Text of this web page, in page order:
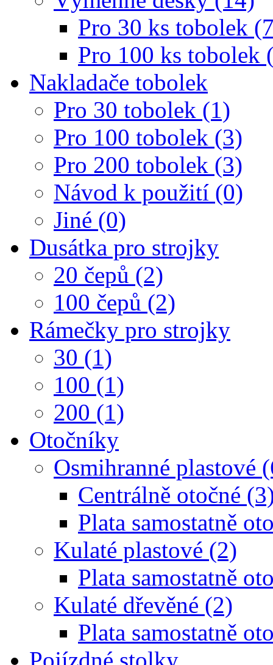
Pro 30 ks tobolek
Pro 100 ks tobolek
Nakladače tobolek
Pro 30 tobolek (1)
Pro 100 tobolek (3)
Pro 200 tobolek (3)
Návod k použití (0)
Jiné (0)
Dusátka pro strojky
20 čepů (2)
100 čepů (2)
Rámečky pro strojky
30 (1)
100 (1)
200 (1)
Otočníky
Osmihranné plastové
Centrálně otočné
Plata samostatně
Kulaté plastové (2)
Plata samostatně
Kulaté dřevěné (2)
Plata samostatně
Pojízdné stolky